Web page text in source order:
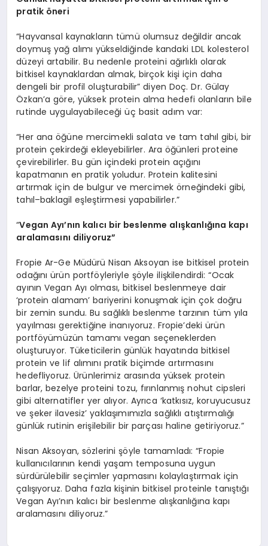
pratik öneri
“Hayvansal kaynakların tümü olumsuz değildir ancak
doymuş yağ alımı yükseldiğinde kandaki LDL kolesterol
düzeyi artabilir. Bu nedenle proteini ağırlıklı olarak
bitkisel kaynaklardan almak, birçok kişi için daha
dengeli bir profil oluşturabilir” diyen Doç. Dr. Gülay
Özkan’a göre, yüksek protein alma hedefi olanların bile
rutinde uygulayabileceği üç basit adım var:
“Her ana öğüne mercimekli salata ve tam tahıl gibi, bir
protein çekirdeği ekleyebilirler. Ara öğünleri proteine
çevirebilirler. Bu gün içindeki protein açığını
kapatmanın en pratik yoludur. Protein kalitesini
artırmak için de bulgur ve mercimek örneğindeki gibi,
tahıl–baklagil eşleştirmesi yapabilirler.”
“Vegan Ayı’nın kalıcı bir beslenme alışkanlığına kapı
aralamasını diliyoruz”
Fropie Ar-Ge Müdürü Nisan Aksoyan ise bitkisel protein
odağını ürün portföyleriyle şöyle ilişkilendirdi: “Ocak
ayının Vegan Ayı olması, bitkisel beslenmeye dair
‘protein alamam’ bariyerini konuşmak için çok doğru
bir zemin sundu. Bu sağlıklı beslenme tarzının tüm yıla
yayılması gerektiğine inanıyoruz. Fropie’deki ürün
portföyümüzün tamamı vegan seçeneklerden
oluşturuyor. Tüketicilerin günlük hayatında bitkisel
protein ve lif alımını pratik biçimde artırmasını
hedefliyoruz. Ürünlerimiz arasında yüksek protein
barlar, bezelye proteini tozu, fırınlanmış nohut cipsleri
gibi alternatifler yer alıyor. Ayrıca ‘katkısız, koruyucusuz
ve şeker ilavesiz’ yaklaşımımızla sağlıklı atıştırmalığı
günlük rutinin erişilebilir bir parçası haline getiriyoruz.”
Nisan Aksoyan, sözlerini şöyle tamamladı: “Fropie
kullanıcılarının kendi yaşam temposuna uygun
sürdürülebilir seçimler yapmasını kolaylaştırmak için
çalışıyoruz. Daha fazla kişinin bitkisel proteinle tanıştığı
Vegan Ayı’nın kalıcı bir beslenme alışkanlığına kapı
aralamasını diliyoruz.”